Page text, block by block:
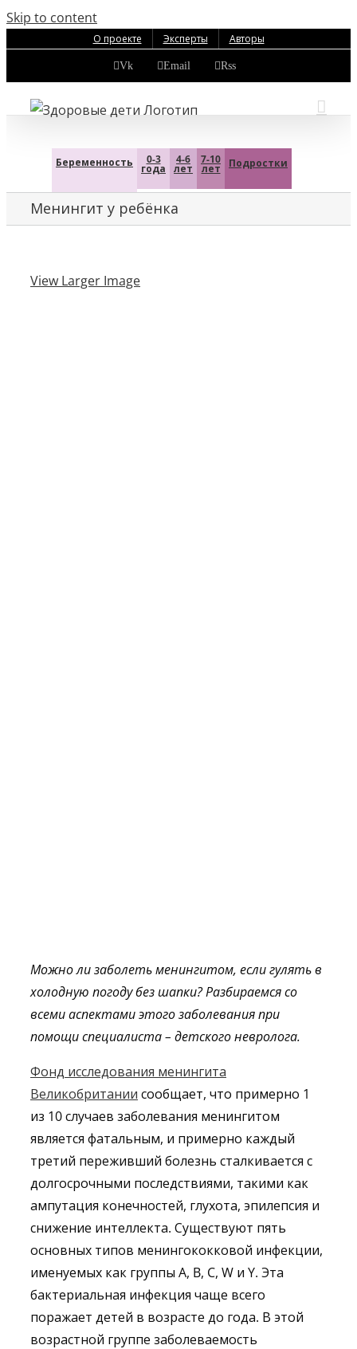
Skip to content
О проекте Эксперты Авторы
Vk Email Rss
Беременность 0-3
года
4-6
лет
7-10
лет Подростки
Менингит у ребёнка
View Larger Image
Можно ли заболеть менингитом, если гулять в
холодную погоду без шапки? Разбираемся со
всеми аспектами этого заболевания при
помощи специалиста – детского невролога.
Фонд исследования менингита
Великобритании сообщает, что примерно 1
из 10 случаев заболевания менингитом
является фатальным, и примерно каждый
третий переживший болезнь сталкивается с
долгосрочными последствиями, такими как
ампутация конечностей, глухота, эпилепсия и
снижение интеллекта. Существуют пять
основных типов менингококковой инфекции,
именуемых как группы A, B, C, W и Y. Эта
бактериальная инфекция чаще всего
поражает детей в возрасте до года. В этой
возрастной группе заболеваемость